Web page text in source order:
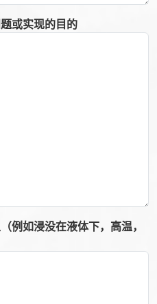
或实现的目的
例如浸没在液体下，高温，